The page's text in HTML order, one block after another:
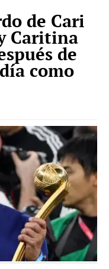
de Cari
Caritina
de
como